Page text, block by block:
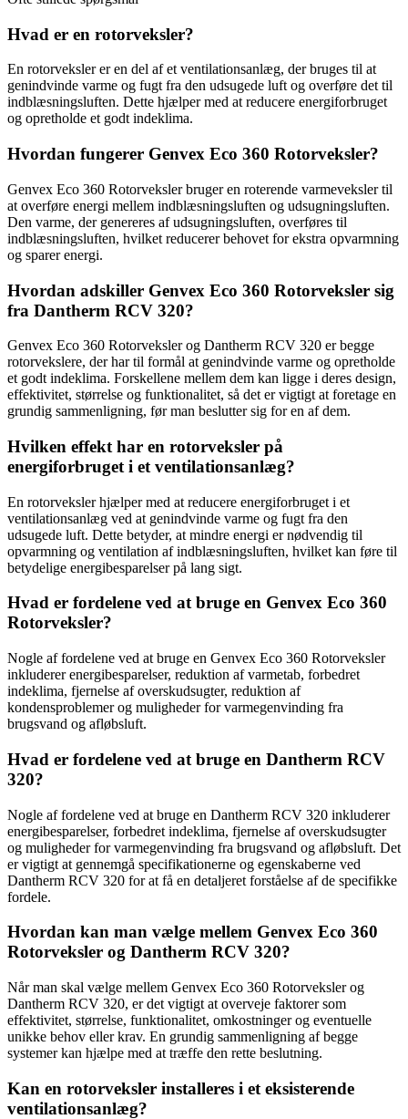
Hvad er en rotorveksler?
En rotorveksler er en del af et ventilationsanlæg, der bruges til at
genindvinde varme og fugt fra den udsugede luft og overføre det til
indblæsningsluften. Dette hjælper med at reducere energiforbruget
og opretholde et godt indeklima.
Hvordan fungerer Genvex Eco 360 Rotorveksler?
Genvex Eco 360 Rotorveksler bruger en roterende varmeveksler til
at overføre energi mellem indblæsningsluften og udsugningsluften.
Den varme, der genereres af udsugningsluften, overføres til
indblæsningsluften, hvilket reducerer behovet for ekstra opvarmning
og sparer energi.
Hvordan adskiller Genvex Eco 360 Rotorveksler sig
fra Dantherm RCV 320?
Genvex Eco 360 Rotorveksler og Dantherm RCV 320 er begge
rotorvekslere, der har til formål at genindvinde varme og opretholde
et godt indeklima. Forskellene mellem dem kan ligge i deres design,
effektivitet, størrelse og funktionalitet, så det er vigtigt at foretage en
grundig sammenligning, før man beslutter sig for en af ​​dem.
Hvilken effekt har en rotorveksler på
energiforbruget i et ventilationsanlæg?
En rotorveksler hjælper med at reducere energiforbruget i et
ventilationsanlæg ved at genindvinde varme og fugt fra den
udsugede luft. Dette betyder, at mindre energi er nødvendig til
opvarmning og ventilation af indblæsningsluften, hvilket kan føre til
betydelige energibesparelser på lang sigt.
Hvad er fordelene ved at bruge en Genvex Eco 360
Rotorveksler?
Nogle af fordelene ved at bruge en Genvex Eco 360 Rotorveksler
inkluderer energibesparelser, reduktion af varmetab, forbedret
indeklima, fjernelse af overskudsugter, reduktion af
kondensproblemer og muligheder for varmegenvinding fra
brugsvand og afløbsluft.
Hvad er fordelene ved at bruge en Dantherm RCV
320?
Nogle af fordelene ved at bruge en Dantherm RCV 320 inkluderer
energibesparelser, forbedret indeklima, fjernelse af overskudsugter
og muligheder for varmegenvinding fra brugsvand og afløbsluft. Det
er vigtigt at gennemgå specifikationerne og egenskaberne ved
Dantherm RCV 320 for at få en detaljeret forståelse af de specifikke
fordele.
Hvordan kan man vælge mellem Genvex Eco 360
Rotorveksler og Dantherm RCV 320?
Når man skal vælge mellem Genvex Eco 360 Rotorveksler og
Dantherm RCV 320, er det vigtigt at overveje faktorer som
effektivitet, størrelse, funktionalitet, omkostninger og eventuelle
unikke behov eller krav. En grundig sammenligning af begge
systemer kan hjælpe med at træffe den rette beslutning.
Kan en rotorveksler installeres i et eksisterende
ventilationsanlæg?